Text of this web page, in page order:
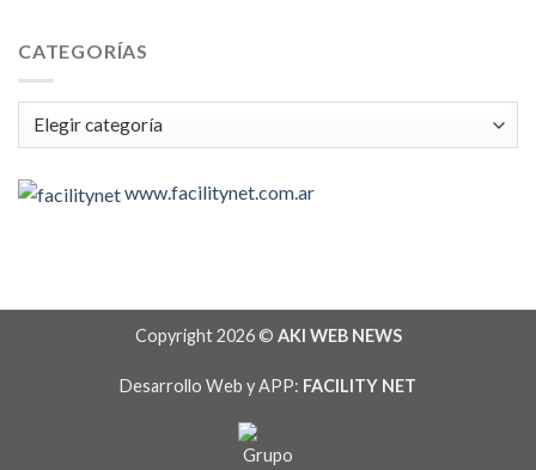
CATEGORÍAS
Categorías
www.facilitynet.com.ar
Copyright 2026 © AKI WEB NEWS
Desarrollo Web y APP: FACILITY NET